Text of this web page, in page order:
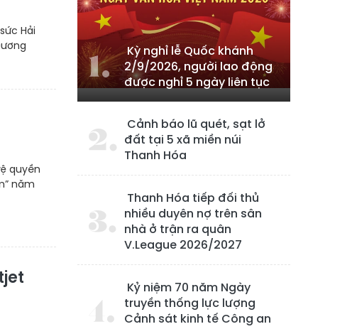
Hải
quyền
năm
Kỳ nghỉ lễ Quốc khánh
2/9/2026, người lao động
được nghỉ 5 ngày liên tục
Cảnh báo lũ quét, sạt lở
đất tại 5 xã miền núi
Thanh Hóa
Thanh Hóa tiếp đối thủ
nhiều duyên nợ trên sân
nhà ở trận ra quân
V.League 2026/2027
Kỷ niệm 70 năm Ngày
truyền thống lực lượng
Cảnh sát kinh tế Công an